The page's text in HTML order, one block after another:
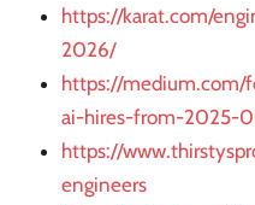
https://karat.com/
2026/
https://
ai-hires-from-2025-
https://
engineers